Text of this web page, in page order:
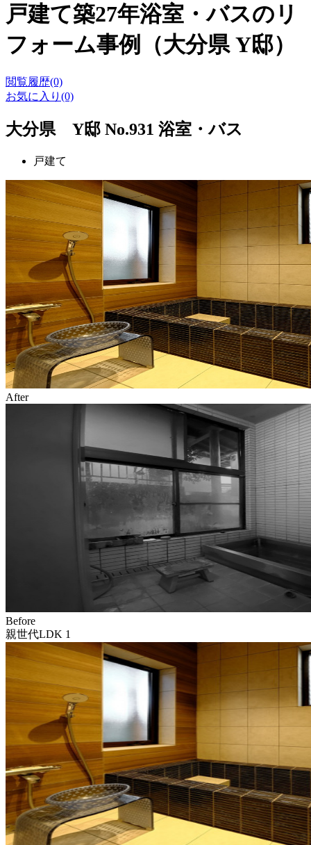
戸建て築27年浴室・バスのリ
フォーム事例（大分県 Y邸）
閲覧履歴(0)
お気に入り(0)
大分県 Y邸 No.931 浴室・バス
戸建て
After
Before
親世代LDK 1